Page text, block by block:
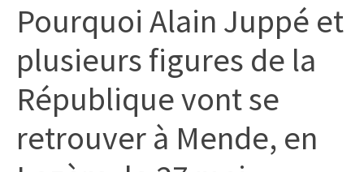
culture,
politique,
météo,
divers
initiatives
citoyennes
Pourquoi Alain Juppé et
plusieurs figures de la
République vont se
retrouver à Mende, en